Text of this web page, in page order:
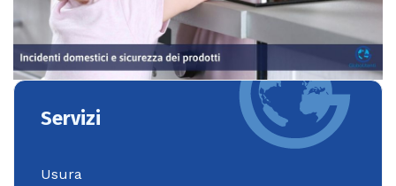
Servizi
Usura